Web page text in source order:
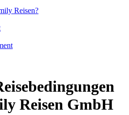
Reisen?
Reisen GmbH